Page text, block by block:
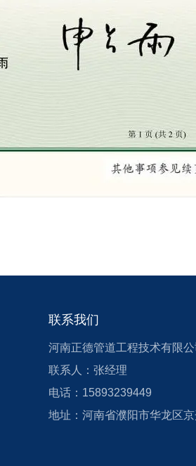
联系我们
河南正德管道工程技术有限公
联系人：张经理
电话：15893239449
地址：河南省濮阳市华龙区